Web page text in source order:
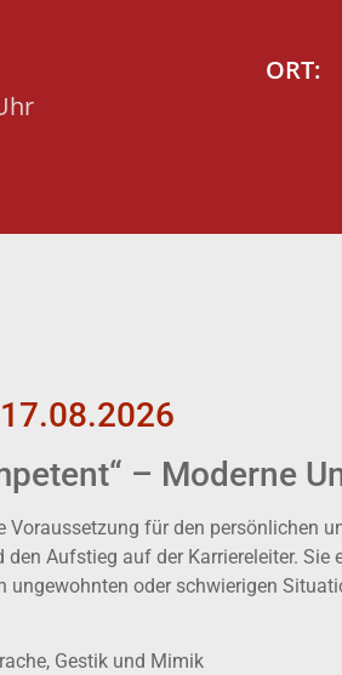
ORT:
– Moderne
für den persönlichen
Aufstieg auf der Karriereleiter.
oder schwierigen
Gestik und Mimik